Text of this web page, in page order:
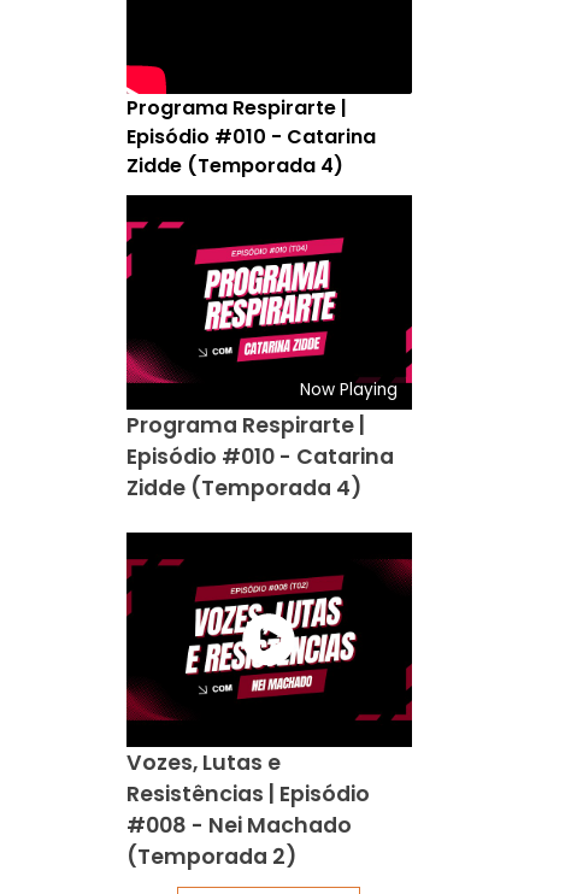
Programa Respirarte |
Episódio #010 - Catarina
Zidde (Temporada 4)
Now Playing
Programa Respirarte |
Episódio #010 - Catarina
Zidde (Temporada 4)
Vozes, Lutas e
Resistências | Episódio
#008 - Nei Machado
(Temporada 2)